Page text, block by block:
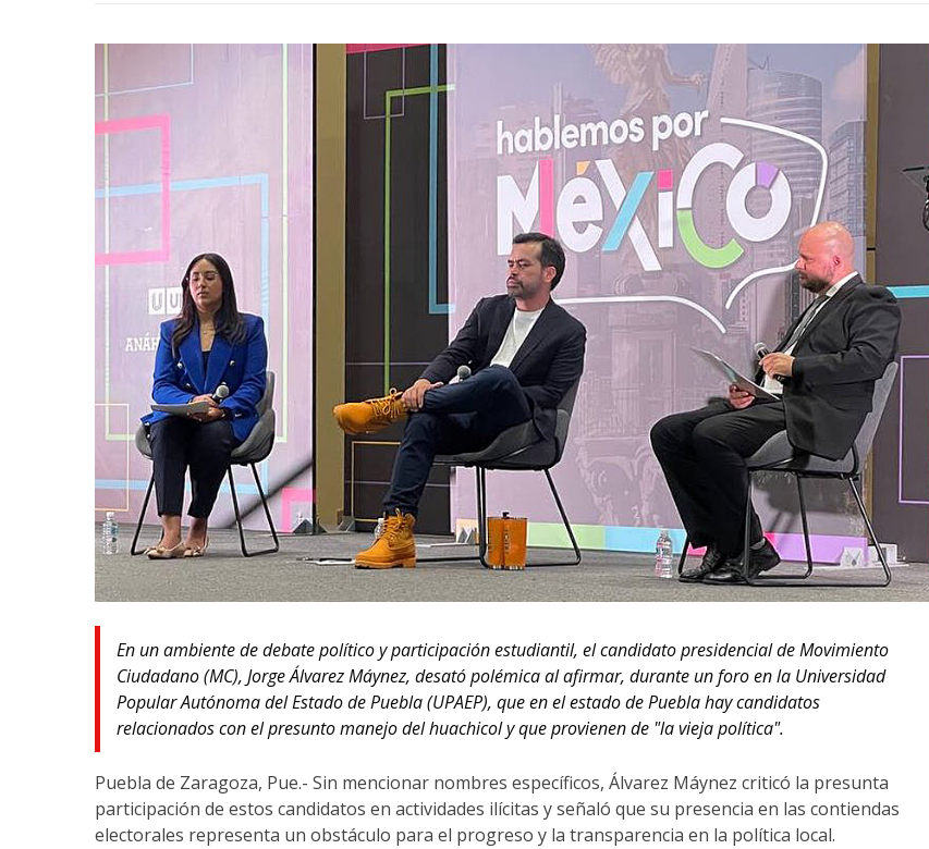
En un ambiente de debate político y participación estudiantil, el candidato presidencial de Movimiento
Ciudadano (MC), Jorge Álvarez Máynez, desató polémica al afirmar, durante un foro en la Universidad
Popular Autónoma del Estado de Puebla (UPAEP), que en el estado de Puebla hay candidatos
relacionados con el presunto manejo del huachicol y que provienen de "la vieja política".
Puebla de Zaragoza, Pue.- Sin mencionar nombres específicos, Álvarez Máynez criticó la presunta
participación de estos candidatos en actividades ilícitas y señaló que su presencia en las contiendas
electorales representa un obstáculo para el progreso y la transparencia en la política local.